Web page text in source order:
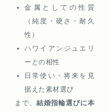
金属としての性質
（純度・硬さ・耐久
性）
ハワイアンジュエリ
ーとの相性
日常使い・将来を見
据えた素材選び
まで、 結婚指輪選びに本